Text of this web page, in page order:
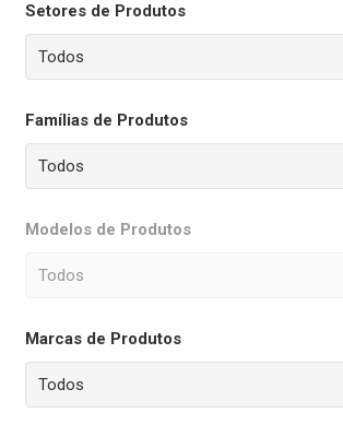
Setores de Produtos
Famílias de Produtos
Modelos de Produtos
Marcas de Produtos